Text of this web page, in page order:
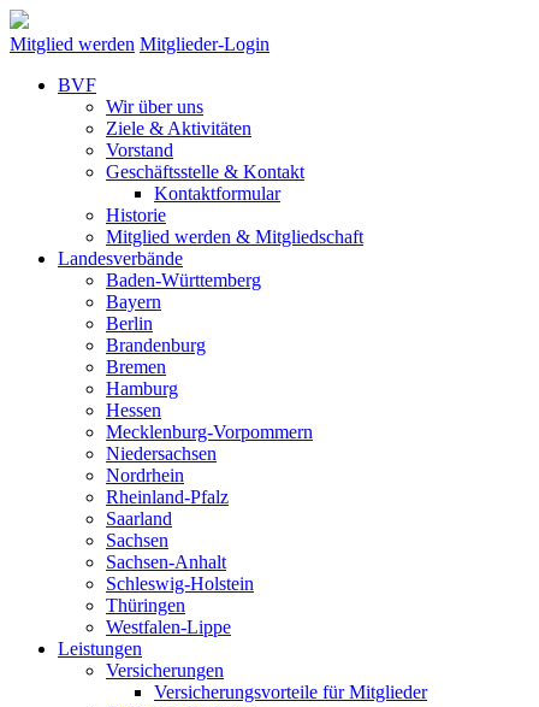
Mitglied werden Mitglieder-Login
BVF
Wir über uns
Ziele & Aktivitäten
Vorstand
Geschäftsstelle & Kontakt
Kontaktformular
Historie
Mitglied werden & Mitgliedschaft
Landesverbände
Baden-Württemberg
Bayern
Berlin
Brandenburg
Bremen
Hamburg
Hessen
Mecklenburg-Vorpommern
Niedersachsen
Nordrhein
Rheinland-Pfalz
Saarland
Sachsen
Sachsen-Anhalt
Schleswig-Holstein
Thüringen
Westfalen-Lippe
Leistungen
Versicherungen
Versicherungsvorteile für Mitglieder